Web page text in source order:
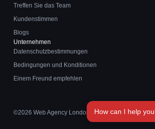
Treffen Sie das Team
Kundenstimmen
Blogs
Unternehmen
Datenschutzbestimmungen
Bedingungen und Konditionen
Einem Freund empfehlen
©2026 Web Agency London